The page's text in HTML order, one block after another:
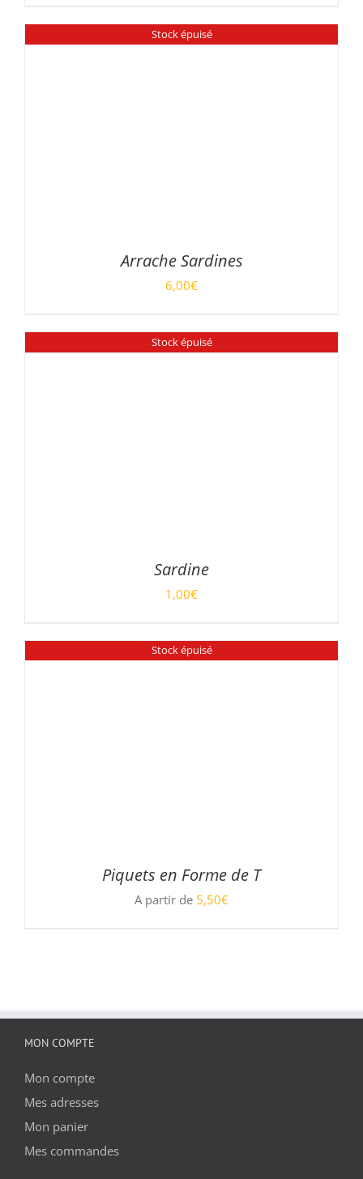
AJOUTER AU PANIER /
Stock épuisé
DÉTAILS
Arrache Sardines
6,00€
Stock épuisé
DÉTAILS
Sardine
1,00€
Stock épuisé
Piquets en Forme de T
A partir de 5,50€
MON COMPTE
Mon compte
Mes adresses
Mon panier
Mes commandes